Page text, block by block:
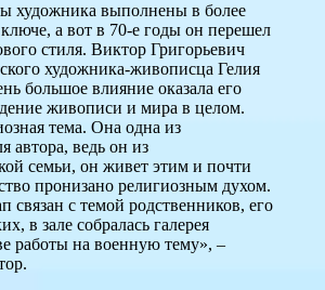
художника выполнены в более
а вот в 70-е годы он перешел
стиля. Виктор Григорьевич
художника-живописца Гелия
большое влияние оказала его
живописи и мира в целом.
тема. Она одна из
автора, ведь он из
семьи, он живет этим и почти
пронизано религиозным духом.
связан с темой родственников, его
в зале собралась галерея
работы на военную тему», –